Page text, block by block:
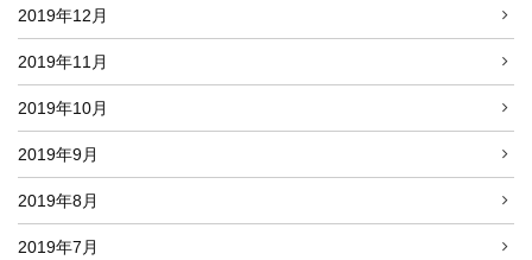
2019年12月
2019年11月
2019年10月
2019年9月
2019年8月
2019年7月